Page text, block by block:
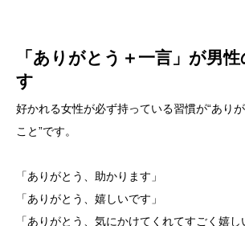
「ありがとう＋一言」が男
す
好かれる女性が必ず持っている習慣が“あり
こと”です。
「ありがとう、助かります」
「ありがとう、嬉しいです」
「ありがとう、気にかけてくれてすごく嬉し